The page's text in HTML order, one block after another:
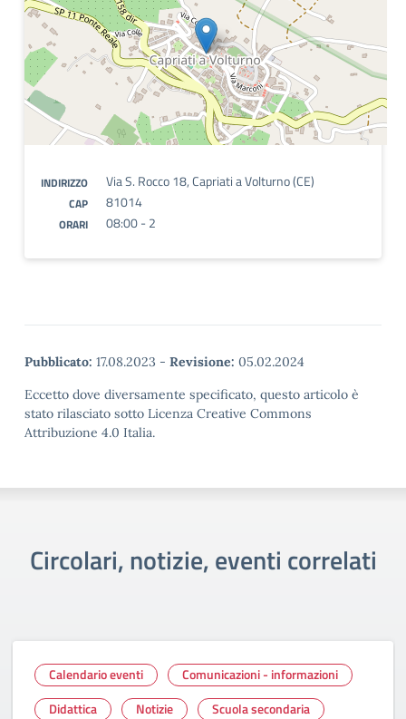
INDIRIZZO Via S. Rocco 18, Capriati a Volturno (CE)
CAP 81014
ORARI 08:00 - 2
Pubblicato: 17.08.2023 - Revisione: 05.02.2024
Eccetto dove diversamente specificato, questo articolo è
stato rilasciato sotto Licenza Creative Commons
Attribuzione 4.0 Italia.
Circolari, notizie, eventi correlati
Calendario eventi
Comunicazioni - informazioni
Didattica
Notizie Scuola secondaria